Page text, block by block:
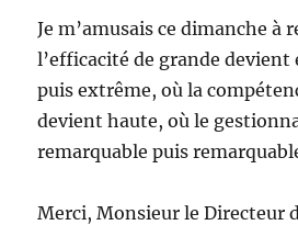
Je m’amusais ce dimanche à
l’efficacité de grande
puis extrême, où la
devient haute, où le
remarquable puis
Merci, Monsieur le Directeur